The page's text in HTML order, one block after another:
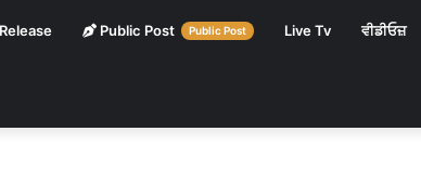
Public Post Public Post Live Tv ਵੀਡੀਓਜ਼